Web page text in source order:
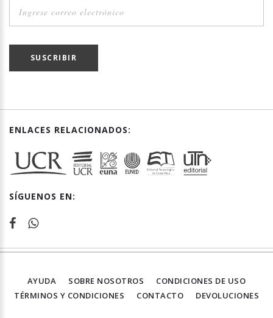
SUSCRIBIR
ENLACES RELACIONADOS:
SÍGUENOS EN:
AYUDA SOBRE NOSOTROS
CONDICIONES DE USO
TÉRMINOS Y CONDICIONES
CONTACTO DEVOLUCIONES